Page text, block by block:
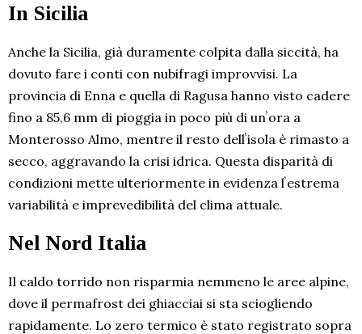
In Sicilia
Anche la Sicilia, già duramente colpita dalla siccità, ha
dovuto fare i conti con nubifragi improvvisi. La
provincia di Enna e quella di Ragusa hanno visto cadere
fino a 85,6 mm di pioggia in poco più di unʼora a
Monterosso Almo, mentre il resto dellʼisola è rimasto a
secco, aggravando la crisi idrica. Questa disparità di
condizioni mette ulteriormente in evidenza lʼestrema
variabilità e imprevedibilità del clima attuale.
Nel Nord Italia
Il caldo torrido non risparmia nemmeno le aree alpine,
dove il permafrost dei ghiacciai si sta sciogliendo
rapidamente. Lo zero termico è stato registrato sopra